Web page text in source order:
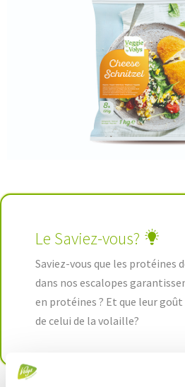
Le Saviez-vous?
Saviez-vous que les protéines
dans nos escalopes
en protéines ? Et que leur
de celui de la volaille?